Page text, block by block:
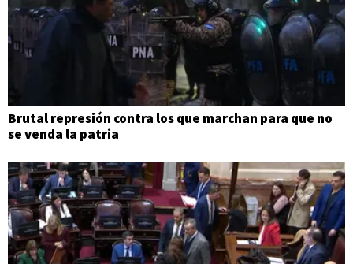
Brutal represión contra los que marchan para que no
se venda la patria